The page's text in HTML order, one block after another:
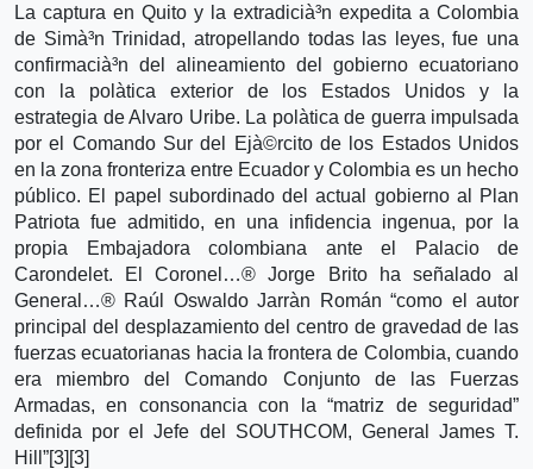
La captura en Quito y la extradicià³n expedita a Colombia
de Simà³n Trinidad, atropellando todas las leyes, fue una
confirmacià³n del alineamiento del gobierno ecuatoriano
con la polà­tica exterior de los Estados Unidos y la
estrategia de Alvaro Uribe. La polà­tica de guerra impulsada
por el Comando Sur del Ejà©rcito de los Estados Unidos
en la zona fronteriza entre Ecuador y Colombia es un hecho
público. El papel subordinado del actual gobierno al Plan
Patriota fue admitido, en una infidencia ingenua, por la
propia Embajadora colombiana ante el Palacio de
Carondelet. El Coronel…® Jorge Brito ha señalado al
General…® Raúl Oswaldo Jarrà­n Román “como el autor
principal del desplazamiento del centro de gravedad de las
fuerzas ecuatorianas hacia la frontera de Colombia, cuando
era miembro del Comando Conjunto de las Fuerzas
Armadas, en consonancia con la “matriz de seguridad”
definida por el Jefe del SOUTHCOM, General James T.
Hill”[3][3]